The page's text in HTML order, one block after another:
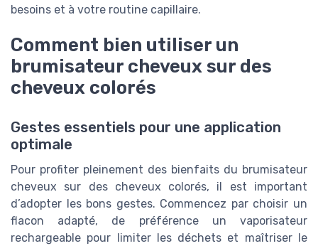
besoins et à votre routine capillaire.
Comment bien utiliser un
brumisateur cheveux sur des
cheveux colorés
Gestes essentiels pour une application
optimale
Pour profiter pleinement des bienfaits du brumisateur
cheveux sur des cheveux colorés, il est important
d’adopter les bons gestes. Commencez par choisir un
flacon adapté, de préférence un vaporisateur
rechargeable pour limiter les déchets et maîtriser le